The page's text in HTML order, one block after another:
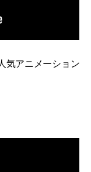
気アニメーション